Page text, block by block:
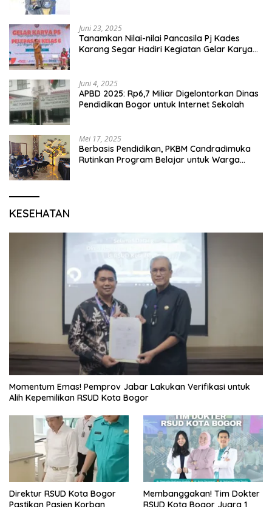
Juni 23, 2025
Tanamkan Nilai-nilai Pancasila Pj Kades
Karang Segar Hadiri Kegiatan Gelar Karya
Juni 4, 2025
APBD 2025: Rp6,7 Miliar Digelontorkan Dinas
Pendidikan Bogor untuk Internet Sekolah
Mei 17, 2025
Berbasis Pendidikan, PKBM Candradimuka
Rutinkan Program Belajar untuk Warga
KESEHATAN
Momentum Emas! Pemprov Jabar Lakukan Verifikasi untuk
Alih Kepemilikan RSUD Kota Bogor
Direktur RSUD Kota Bogor
Pastikan Pasien Korban
Membanggakan! Tim Dokter
RSUD Kota Bogor Juara 1